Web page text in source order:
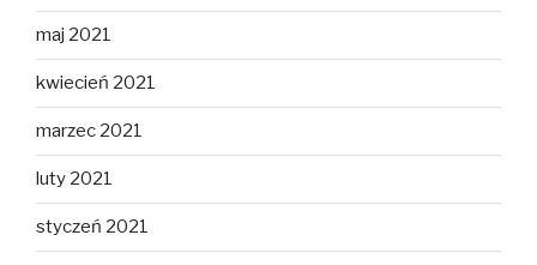
maj 2021
kwiecień 2021
marzec 2021
luty 2021
styczeń 2021